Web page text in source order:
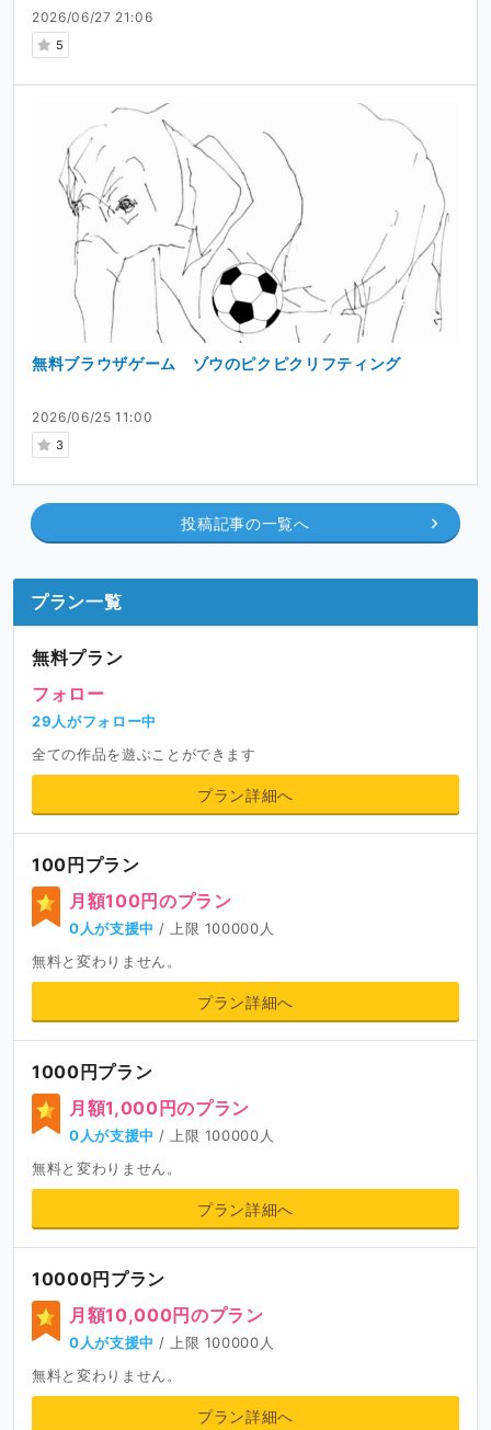
2026/06/27 21:06
5
2026/06/25 11:00
3
無料ブラウザゲーム ゾウのピクピクリフティング
投稿記事の一覧へ
プラン一覧
無料プラン
フォロー
29人がフォロー中
全ての作品を遊ぶことができます
プラン詳細へ
100円プラン
月額100円のプラン
0人が支援中 / 上限 100000人
無料と変わりません。
プラン詳細へ
1000円プラン
月額1,000円のプラン
0人が支援中 / 上限 100000人
無料と変わりません。
プラン詳細へ
10000円プラン
月額10,000円のプラン
0人が支援中 / 上限 100000人
無料と変わりません。
プラン詳細へ